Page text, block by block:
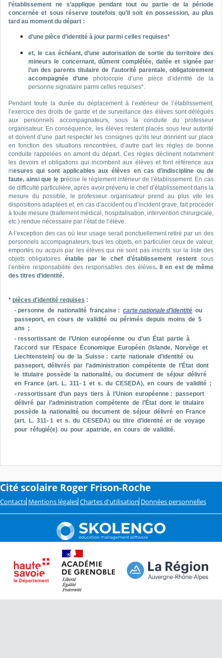
l’établissement ne s’applique pendant tout ou partie de la période
concernée et sous réserve toutefois qu’il soit en possession, au plus
tard au moment du départ :
d’une pièce d’identité à jour parmi celles requises*
et, le cas échéant, d’une autorisation de sortie du territoire des
mineurs le concernant, dûment complétée, datée et signée par
l’un des parents titulaire de l’autorité parentale, obligatoirement
accompagnée d’une photocopie d’une pièce d’identité de la
personne signataire parmi celles requises*.
Pendant toute la durée du déplacement à l’extérieur de l’établissement,
l’exercice des droits de garde et de surveillance des élèves sont délégués
aux personnels accompagnateurs, sous la conduite du professeur
organisateur. En conséquence, les élèves restent placés sous leur autorité
et doivent d’une part respecter les consignes qu’ils leur donnent sur place
en fonction des situations rencontrées, d’autre part les règles de bonne
conduite rappelées en amont du départ. Ces règles déclinent notamment
les devoirs et obligations qui incombent aux élèves et font référence aux
mesures qui sont applicables aux élèves en cas d’indiscipline ou de
faute, ainsi que le précise le règlement intérieur de l’établissement. En cas
de difficulté particulière, après avoir prévenu le chef d’établissement dans la
mesure du possible, le professeur organisateur prend au plus vite les
dispositions adaptées et, en cas d’accident ou d’incident grave, fait procéder
à toute mesure (traitement médical, hospitalisation, intervention chirurgicale,
etc.) rendue nécessaire par l’état de l’élève.
A l’exception des cas où leur usage serait ponctuellement retiré par un des
personnels accompagnateurs, tous les objets, en particulier ceux de valeur,
emportés ou acquis par les élèves qui ne sont pas inscrits sur la liste des
objets obligatoires établie par le chef d’établissement restent
sous
l’entière responsabilité des responsables des élèves.
Il en est de même
des titres d’identité.
* pièces d'identité requises :
- personne de nationalité française : carte nationale d’identité ou
passeport, en cours de validité ou périmés depuis moins de 5
ans ;
- ressortissant de l’Union européenne ou d’un État partie à
l’accord sur l’Espace Économique Européen (Islande, Norvège et
Liechtenstein) ou de la Suisse : carte nationale d’identité ou
passeport, délivrés par l’administration compétente de l’État dont
le titulaire possède la nationalité, ou document de séjour délivré
en France (art. L. 311- 1 et s. du CESEDA), en cours de validité ;
- ressortissant d’un pays tiers à l’Union européenne : passeport
délivré par l’administration compétente de l’État dont le titulaire
possède la nationalité ou document de séjour délivré en France
(art. L. 311- 1 et s. du CESEDA) ou titre d’identité et de voyage
pour réfugié(e) ou pour apatride, en cours de validité.
Cité scolaire Roger Frison-Roche
Contacts Mentions légales Chartes d'utilisation Données personnelles